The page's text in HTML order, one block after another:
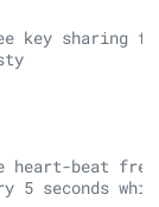
key sharing
beat
5 seconds